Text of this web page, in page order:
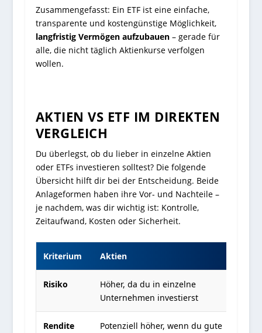
Zusammengefasst: Ein ETF ist eine einfache,
transparente und kostengünstige Möglichkeit,
langfristig Vermögen aufzubauen– gerade für
alle, die nicht täglich Aktienkurse verfolgen
wollen.
AKTIEN VS ETF IM DIREKTEN
VERGLEICH
Du überlegst, ob du lieber in einzelne Aktien
oder ETFs investieren solltest? Die folgende
Übersicht hilft dir bei der Entscheidung. Beide
Anlageformen haben ihre Vor- und Nachteile –
je nachdem, was dir wichtig ist: Kontrolle,
Zeitaufwand, Kosten oder Sicherheit.
Kriterium Aktien
Risiko
Höher, da du in einzelne
Unternehmen investierst
Rendite
Potenziell höher, wenn du gute